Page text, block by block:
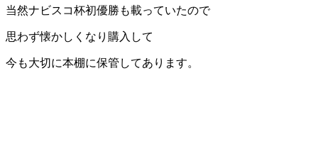
当然ナビスコ杯初優勝も載っていたので
思わず懐かしくなり購入して
今も大切に本棚に保管してあります。